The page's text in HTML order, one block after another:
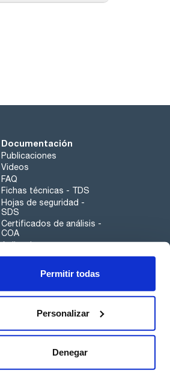
Permitir todas
Personalizar
Denegar
Documentación
Publicaciones
Videos
FAQ
Fichas técnicas - TDS
Hojas de seguridad -
SDS
Certificados de análisis -
COA
Aplicaciones
Tabla Periódica
Canal de denuncias